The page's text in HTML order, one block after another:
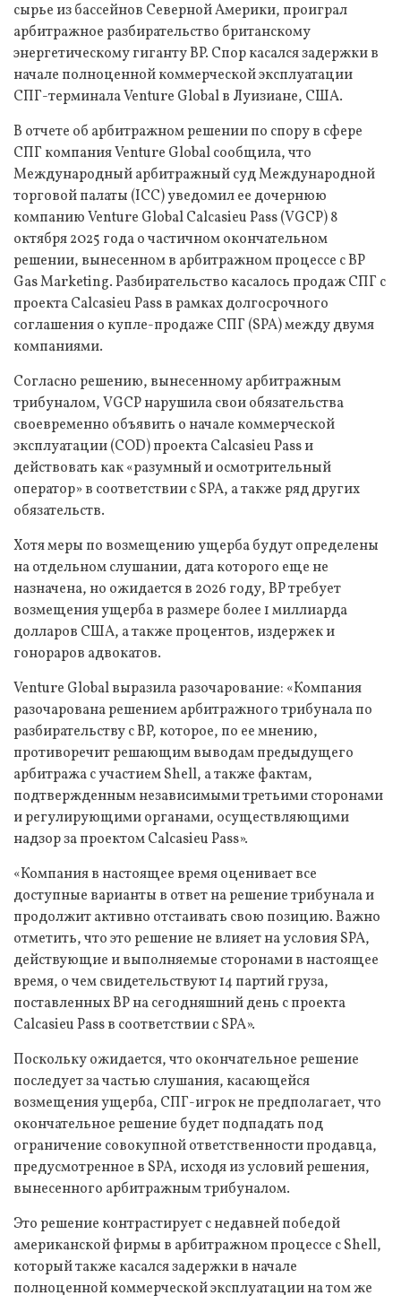
сырье из бассейнов Северной Америки, проиграл
арбитражное разбирательство британскому
энергетическому гиганту BP. Спор касался задержки в
начале полноценной коммерческой эксплуатации
СПГ-терминала Venture Global в Луизиане, США.
В отчете об арбитражном решении по спору в сфере
СПГ компания Venture Global сообщила, что
Международный арбитражный суд Международной
торговой палаты (ICC) уведомил ее дочернюю
компанию Venture Global Calcasieu Pass (VGCP) 8
октября 2025 года о частичном окончательном
решении, вынесенном в арбитражном процессе с BP
Gas Marketing. Разбирательство касалось продаж СПГ с
проекта Calcasieu Pass в рамках долгосрочного
соглашения о купле-продаже СПГ (SPA) между двумя
компаниями.
Согласно решению, вынесенному арбитражным
трибуналом, VGCP нарушила свои обязательства
своевременно объявить о начале коммерческой
эксплуатации (COD) проекта Calcasieu Pass и
действовать как «разумный и осмотрительный
оператор» в соответствии с SPA, а также ряд других
обязательств.
Хотя меры по возмещению ущерба будут определены
на отдельном слушании, дата которого еще не
назначена, но ожидается в 2026 году, BP требует
возмещения ущерба в размере более 1 миллиарда
долларов США, а также процентов, издержек и
гонораров адвокатов.
Venture Global выразила разочарование: «Компания
разочарована решением арбитражного трибунала по
разбирательству с BP, которое, по ее мнению,
противоречит решающим выводам предыдущего
арбитража с участием Shell, а также фактам,
подтвержденным независимыми третьими сторонами
и регулирующими органами, осуществляющими
надзор за проектом Calcasieu Pass».
«Компания в настоящее время оценивает все
доступные варианты в ответ на решение трибунала и
продолжит активно отстаивать свою позицию. Важно
отметить, что это решение не влияет на условия SPA,
действующие и выполняемые сторонами в настоящее
время, о чем свидетельствуют 14 партий груза,
поставленных BP на сегодняшний день с проекта
Calcasieu Pass в соответствии с SPA».
Поскольку ожидается, что окончательное решение
последует за частью слушания, касающейся
возмещения ущерба, СПГ-игрок не предполагает, что
окончательное решение будет подпадать под
ограничение совокупной ответственности продавца,
предусмотренное в SPA, исходя из условий решения,
вынесенного арбитражным трибуналом.
Это решение контрастирует с недавней победой
американской фирмы в арбитражном процессе с Shell,
который также касался задержки в начале
полноценной коммерческой эксплуатации на том же